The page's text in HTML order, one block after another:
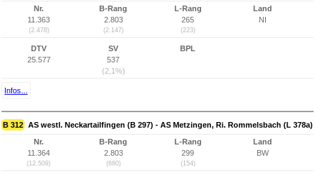
Nr.
11.363
(2.478)
B-Rang
2.803
(2.147)
L-Rang
265
(223)
Land
NI
DTV
25.577
SV
537
(2,1%)
BPL
Infos...
B 312 AS westl. Neckartailfingen (B 297) - AS Metzingen, Ri. Rommelsbach (L 378a)
Nr.
11.364
(12.509)
B-Rang
2.803
(680)
L-Rang
299
(154)
Land
BW